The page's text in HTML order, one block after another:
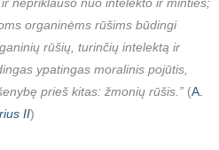
nepriklauso nuo intelekto ir minties;
organinėms rūšims būdingi
rūšių, turinčių intelektą ir
ypatingas moralinis pojūtis,
prieš kitas: žmonių rūšis.” (A.
II)